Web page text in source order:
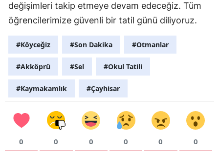
değişimleri takip etmeye devam edeceğiz. Tüm
öğrencilerimize güvenli bir tatil günü diliyoruz.
#Köyceğiz #Son Dakika #Otmanlar
#Akköprü #Sel #Okul Tatili
#Kaymakamlık #Çayhisar
0 0 0 0 0 0